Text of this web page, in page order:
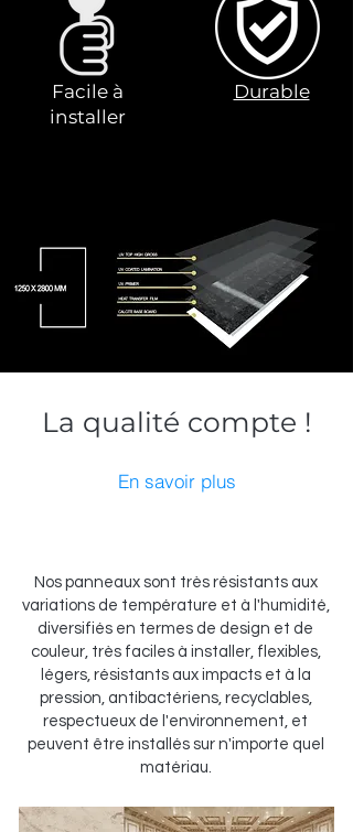
Facile à
installer
Durable
La qualité compte !
En savoir plus
Nos panneaux sont très résistants aux
variations de température et à l'humidité,
diversifiés en termes de design et de
couleur, très faciles à installer, flexibles,
légers, résistants aux impacts et à la
pression, antibactériens, recyclables,
respectueux de l'environnement, et
peuvent être installés sur n'importe quel
matériau.